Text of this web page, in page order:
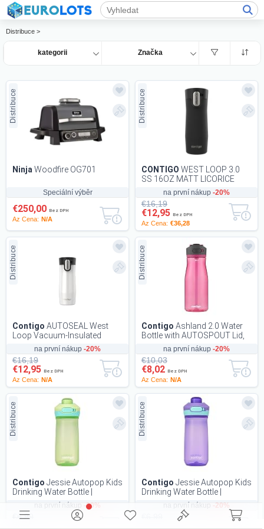
Distribuce >
kategorii Značka
Distribuce
Speciální výběr
Ninja Woodfire OG701
€250,00 Bez DPH
Az Cena: N/A
Distribuce
na první nákup -20%
CONTIGO WEST LOOP 3.0
SS 16OZ MATT LICORICE
€16,19
€12,95 Bez DPH
Az Cena: €36,28
Distribuce
na první nákup -20%
Contigo AUTOSEAL West
Loop Vacuum-Insulated
Stainless Steel Travel Mug
with Easy-Clean Lid...
€16,19
€12,95 Bez DPH
Az Cena: N/A
Distribuce
na první nákup -20%
Contigo Ashland 2.0 Water
Bottle with AUTOSPOUT Lid,
Dragon Fruit, 32 oz
€10,03
€8,02 Bez DPH
Az Cena: N/A
Distribuce
na první nákup -20%
Contigo Jessie Autopop Kids
Drinking Water Bottle |
Leakproof | 420 ml
€6,99
€5,59Bez DPH
Distribuce
na první nákup -20%
Contigo Jessie Autopop Kids
Drinking Water Bottle |
Leakproof | 420 ml
€5,59Bez DPH